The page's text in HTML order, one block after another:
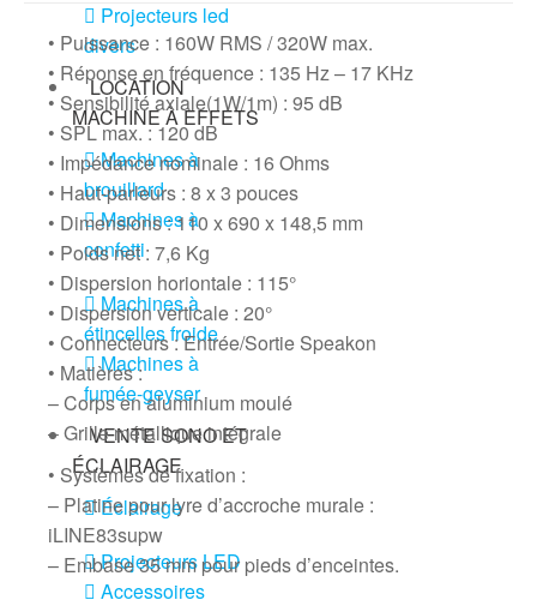
Projecteurs led
divers
LOCATION
MACHINE À EFFETS
Machines à
brouillard
Machines à
confetti
Machines à
étincelles froide
Machines à
fumée-geyser
VENTE SONO ET
ÉCLAIRAGE
Éclairage
Projecteurs LED
Accessoires
• Puissance : 160W RMS / 320W max.
• Réponse en fréquence : 135 Hz – 17 KHz
• Sensibilité axiale(1W/1m) : 95 dB
• SPL max. : 120 dB
• Impédance nominale : 16 Ohms
• Haut-parleurs : 8 x 3 pouces
• Dimensions : 110 x 690 x 148,5 mm
• Poids net : 7,6 Kg
• Dispersion horiontale : 115°
• Dispersion verticale : 20°
• Connecteurs : Entrée/Sortie Speakon
• Matières :
– Corps en aluminium moulé
– Grille métallique intégrale
• Systèmes de fixation :
– Platine pour lyre d’accroche murale :
iLINE83supw
– Embase 35 mm pour pieds d’enceintes.